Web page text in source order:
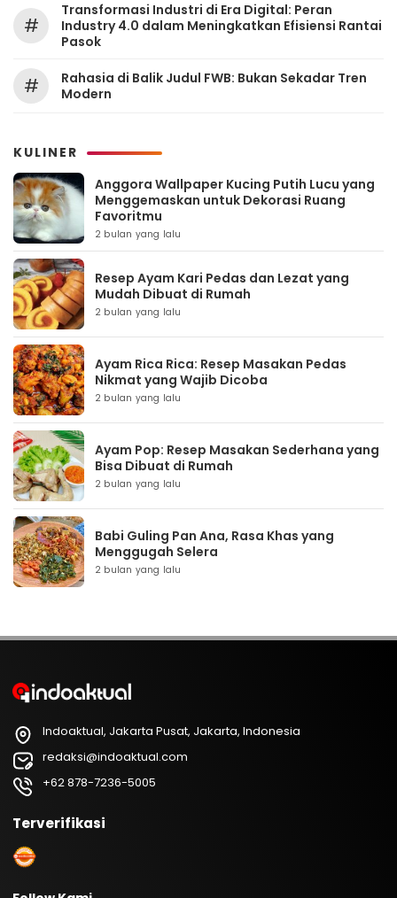
#
Transformasi Industri di Era Digital: Peran
Industry 4.0 dalam Meningkatkan Efisiensi Rantai
Pasok
#
Rahasia di Balik Judul FWB: Bukan Sekadar Tren
Modern
KULINER
Anggora Wallpaper Kucing Putih Lucu yang
Menggemaskan untuk Dekorasi Ruang
Favoritmu
2 bulan yang lalu
Resep Ayam Kari Pedas dan Lezat yang
Mudah Dibuat di Rumah
2 bulan yang lalu
Ayam Rica Rica: Resep Masakan Pedas
Nikmat yang Wajib Dicoba
2 bulan yang lalu
Ayam Pop: Resep Masakan Sederhana yang
Bisa Dibuat di Rumah
2 bulan yang lalu
Babi Guling Pan Ana, Rasa Khas yang
Menggugah Selera
2 bulan yang lalu
Indoaktual, Jakarta Pusat, Jakarta, Indonesia
redaksi@indoaktual.com
+62 878-7236-5005
Terverifikasi